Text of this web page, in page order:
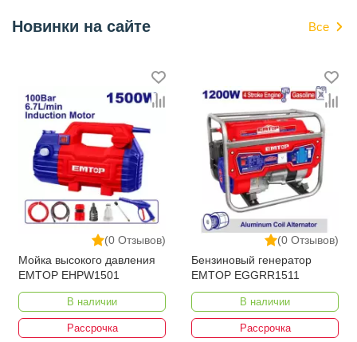
Новинки на сайте Все
(0 Отзывов)
Мойка высокого давления
EMTOP EHPW1501
В наличии
Рассрочка
(0 Отзывов)
Бензиновый генератор
EMTOP EGGRR1511
В наличии
Рассрочка